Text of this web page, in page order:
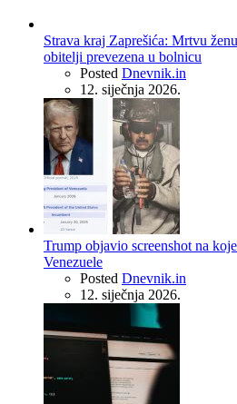
Strava kraj Zaprešića: Mrtvu
obitelji prevezena u bolnicu
Posted Dnevnik.in
12. siječnja 2026.
Trump objavio screenshot na
Venezuele
Posted Dnevnik.in
12. siječnja 2026.